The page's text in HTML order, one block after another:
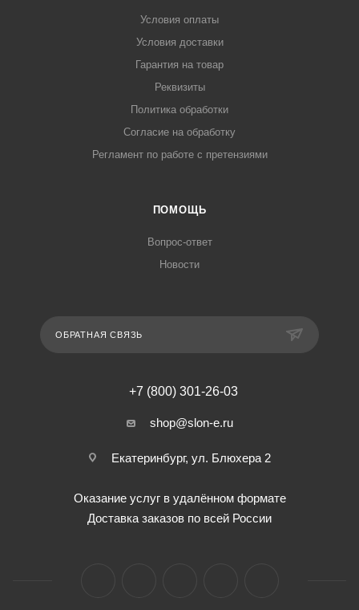
Условия оплаты
Условия доставки
Гарантия на товар
Реквизиты
Политика обработки
Согласие на обработку
Регламент по работе с претензиями
ПОМОЩЬ
Вопрос-ответ
Новости
ОБРАТНАЯ СВЯЗЬ
+7 (800) 301-26-03
shop@slon-e.ru
Екатеринбург, ул. Блюхера 2
Оказание услуг в удалённом формате
Доставка заказов по всей России